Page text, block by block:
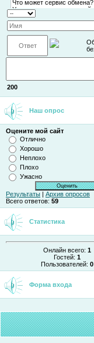
200
Наш опрос
Оцените мой сайт
Отлично
Хорошо
Неплохо
Плохо
Ужасно
Результаты | Архив опросов
Всего ответов: 59
Статистика
Онлайн всего: 1
Гостей: 1
Пользователей: 0
Форма входа